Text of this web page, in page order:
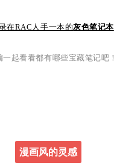
在RAC人手一本的灰色笔记本
一起看看都有哪些宝藏笔记吧！
漫画风的灵感